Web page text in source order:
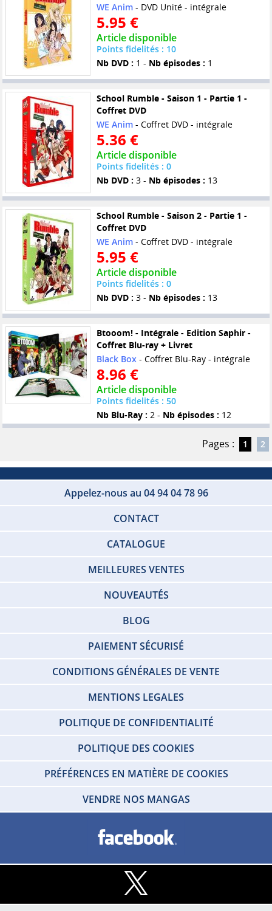
WE Anim- DVD Unité - intégrale
5.95 €
Article disponible
Points fidelités : 10
Nb DVD : 1 - Nb épisodes : 1
School Rumble - Saison 1 - Partie 1 -
Coffret DVD
WE Anim- Coffret DVD - intégrale
5.36 €
Article disponible
Points fidelités : 0
Nb DVD : 3 - Nb épisodes : 13
School Rumble - Saison 2 - Partie 1 -
Coffret DVD
WE Anim- Coffret DVD - intégrale
5.95 €
Article disponible
Points fidelités : 0
Nb DVD : 3 - Nb épisodes : 13
Btooom! - Intégrale - Edition Saphir -
Coffret Blu-ray + Livret
Black Box- Coffret Blu-Ray - intégrale
8.96 €
Article disponible
Points fidelités : 50
Nb Blu-Ray : 2 - Nb épisodes : 12
Pages : 1 2
Appelez-nous au 04 94 04 78 96
CONTACT
CATALOGUE
MEILLEURES VENTES
NOUVEAUTÉS
BLOG
PAIEMENT SÉCURISÉ
CONDITIONS GÉNÉRALES DE VENTE
MENTIONS LEGALES
POLITIQUE DE CONFIDENTIALITÉ
POLITIQUE DES COOKIES
PRÉFÉRENCES EN MATIÈRE DE COOKIES
VENDRE NOS MANGAS